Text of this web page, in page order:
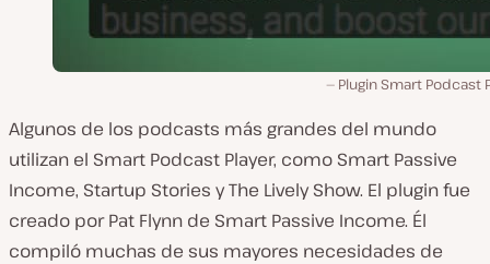
Plugin Smart Podcast
Algunos de los podcasts más grandes del mundo
utilizan el Smart Podcast Player, como Smart Passive
Income, Startup Stories y The Lively Show. El plugin fue
creado por Pat Flynn de Smart Passive Income. Él
compiló muchas de sus mayores necesidades de